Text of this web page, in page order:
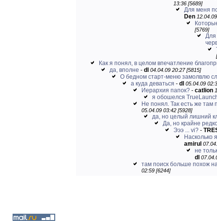
13:36 [5689]
Для меня
Den
[5769]
Для
Как я понял, в целом впечатление
да, вполне - dl 04.04.09 20:27 [5815]
О бедном старт-меню замолвлю
а куда деваться - dl 05.04.09
Иерархия папок? - catlion
я обошелся
Не понял. Так есть же там
05.04.09 03:42 [5928]
да, но целый лишний
Да, но крайне
Эээ ... vi? -
Насколько
amirul
не
dl
там поиск больше похож
02:59 [6244]